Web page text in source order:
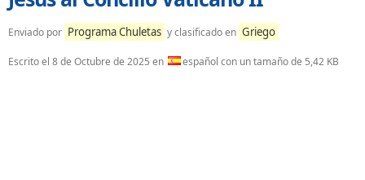
Enviado por Programa Chuletas y clasificado en Griego
Escrito el 8 de Octubre de 2025 en español con un tamaño de 5,42 KB